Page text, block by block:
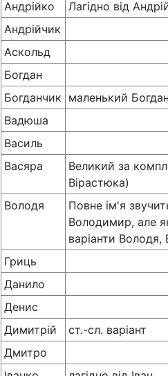
Андрійко
Лагідно від
Андрійчик
Аскольд
Богдан
Богданчик маленький Богдан
Вадюша
Василь
Васяра
Великий за
Вірастюка)
Володя
Повне ім'я
Володимир, але
варіанти
Гриць
Данило
Денис
Димитрій
ст.-сл. варіант
Дмитро